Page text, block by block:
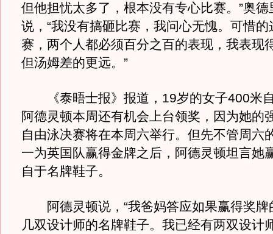
但他担忧太多了，根本没有专心比赛。”奥德
说，“我没有搞砸比赛，我问心无愧。可惜的
赛，两个人都必须百分之百的表现，我表现
但汤姆差的更远。”
《泰晤士报》报道，19岁的女子400米
阿德灵顿本周还有机会上台领奖，因为她的
自由泳决赛将在本周六举行。但先不管周六
一为英国队赢得金牌之后，阿德灵顿坦言她
自于名牌鞋子。
阿德灵顿说，“我爸妈答应如果赢得奖牌
几双设计师的名牌鞋子。我已经有两双设计